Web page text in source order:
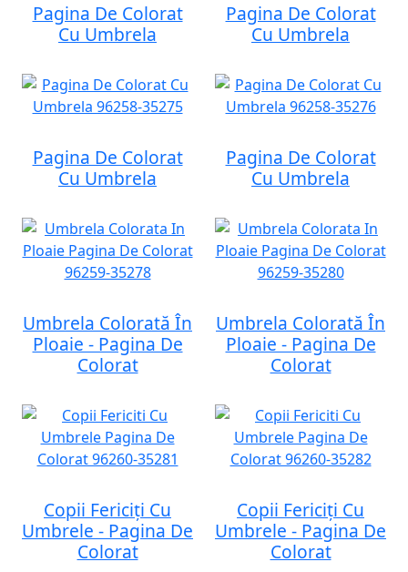
Pagina De Colorat
Cu Umbrela
Pagina De Colorat
Cu Umbrela
Pagina De Colorat
Cu Umbrela
Pagina De Colorat
Cu Umbrela
Umbrela Colorată În
Ploaie - Pagina De
Colorat
Umbrela Colorată În
Ploaie - Pagina De
Colorat
Copii Fericiți Cu
Umbrele - Pagina De
Colorat
Copii Fericiți Cu
Umbrele - Pagina De
Colorat